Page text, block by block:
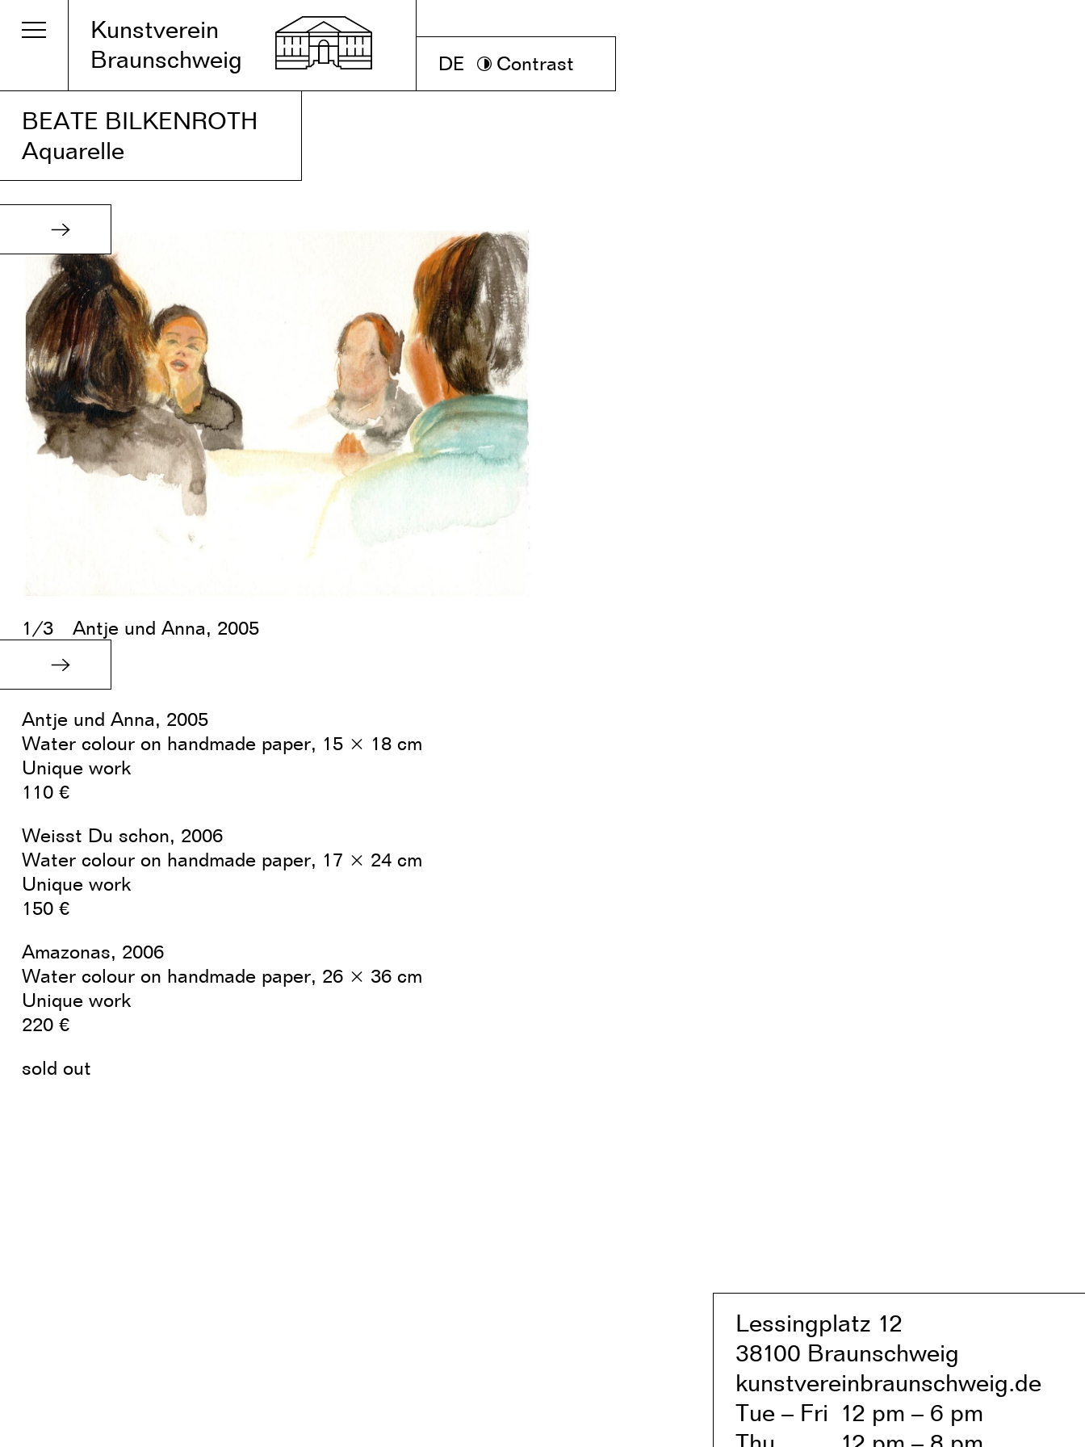
Kunstverein
Braunschweig
DE Contrast
BEATE BILKENROTH
Aquarelle
1/3 Antje und Anna, 2005
Antje und Anna, 2005
Water colour on handmade paper, 15 × 18 cm
Unique work
110 €
Weisst Du schon, 2006
Water colour on handmade paper, 17 × 24 cm
Unique work
150 €
Amazonas, 2006
Water colour on handmade paper, 26 × 36 cm
Unique work
220 €
sold out
Lessingplatz 12
38100 Braunschweig
kunstvereinbraunschweig.de
Tue – Fri 12 pm – 6 pm